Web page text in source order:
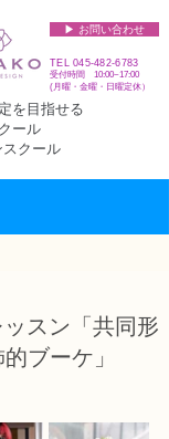
▶︎ お問い合わせ
TEL045-482-6783
受付時間 10:00~17:00​​​
(​月曜・金曜・日曜定休）
を目指せる
ール
クール
スン「共同形
ブーケ」